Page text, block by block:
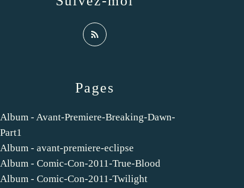
Pages
Album - Avant-Premiere-Breaking-Dawn-
Part1
Album - avant-premiere-eclipse
Album - Comic-Con-2011-True-Blood
Album - Comic-Con-2011-Twilight